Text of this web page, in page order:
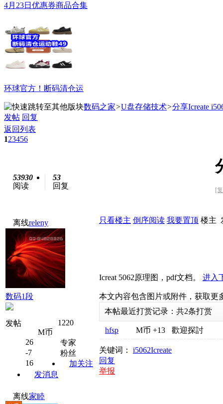
4月23日优惠券商品合集
环球官方！断码清仓运
数码之家>U盘存储技术>分享Icreate
发帖 回复
返回列表
123456
53930
阅读
53
回复
[
离线releny
数码1段
发帖
1220
M币
26
专家
-7
粉丝
16
加关注
发消息
只看楼主 倒序阅读 我要置顶 楼主
Icreat 5062原理图，pdf文档。 进入
本文内容包含图片或附件，获取更
本帖最近打赏记录：共2条打赏
hfsp M币 +13 歡迎探討
关键词： i5062Icreate
回复
举报
离线家睦